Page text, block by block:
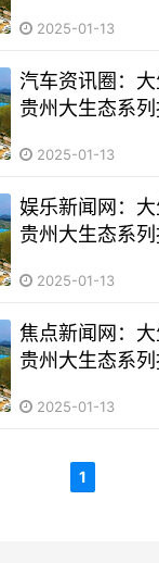
2025-01-13
汽车资讯圈：大
贵州大生态系
2025-01-13
娱乐新闻网​​​​​​​：大
贵州大生态系
2025-01-13
焦点新闻网​​​​​​​：大
贵州大生态系
2025-01-13
1